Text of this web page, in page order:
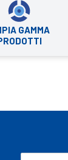
GAMMA